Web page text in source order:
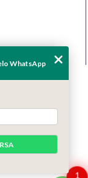
1
WhatsApp